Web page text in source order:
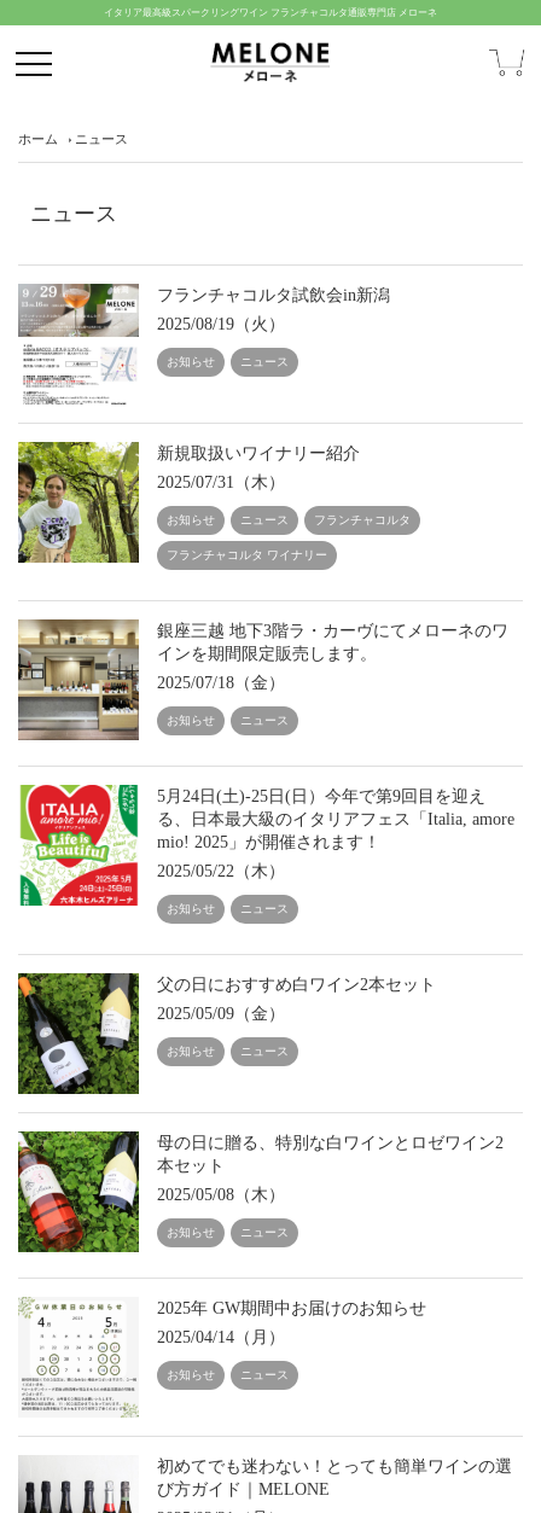
イタリア最高級スパークリングワイン フランチャコルタ通販専門店 メローネ
ホーム ニュース
ニュース
フランチャコルタ試飲会in新潟
2025/08/19（火）
お知らせ ニュース
新規取扱いワイナリー紹介
2025/07/31（木）
お知らせ ニュース フランチャコルタ
フランチャコルタ ワイナリー
銀座三越 地下3階ラ・カーヴにてメローネのワ
インを期間限定販売します。
2025/07/18（金）
お知らせ ニュース
5月24日(土)-25日(日）今年で第9回目を迎え
る、日本最大級のイタリアフェス「Italia, amore
mio! 2025」が開催されます！
2025/05/22（木）
お知らせ ニュース
父の日におすすめ白ワイン2本セット
2025/05/09（金）
お知らせ ニュース
母の日に贈る、特別な白ワインとロゼワイン2
本セット
2025/05/08（木）
お知らせ ニュース
2025年 GW期間中お届けのお知らせ
2025/04/14（月）
お知らせ ニュース
初めてでも迷わない！とっても簡単ワインの選
び方ガイド｜MELONE